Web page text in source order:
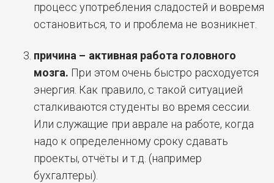
процесс употребления сладостей и вовремя
остановиться, то и проблема не возникнет.
причина – активная работа головного
мозга. При этом очень быстро расходуется
энергия. Как правило, с такой ситуацией
сталкиваются студенты во время сессии.
Или служащие при аврале на работе, когда
надо к определенному сроку сдавать
проекты, отчёты и т.д. (например
бухгалтеры).